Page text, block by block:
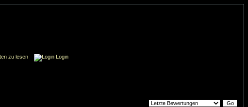
zu lesen Login